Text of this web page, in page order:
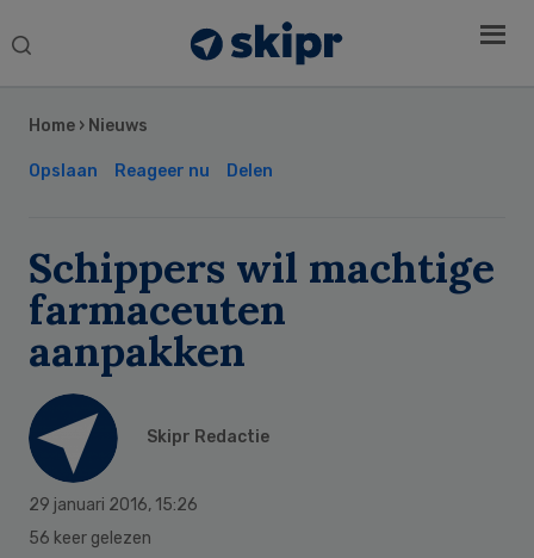
Search
Home › Nieuws
Opslaan Reageer nu Delen
Schippers wil machtige
farmaceuten
aanpakken
Skipr Redactie
29 januari 2016, 15:26
56 keer gelezen
Sidebar